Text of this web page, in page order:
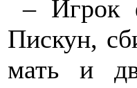
– Игрок
Пискун,
мать и